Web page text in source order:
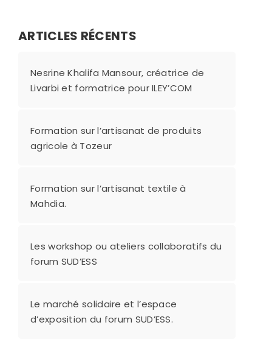
ARTICLES RÉCENTS
Nesrine Khalifa Mansour, créatrice de
Livarbi et formatrice pour ILEY’COM
Formation sur l’artisanat de produits
agricole à Tozeur
Formation sur l’artisanat textile à
Mahdia.
Les workshop ou ateliers collaboratifs du
forum SUD’ESS
Le marché solidaire et l’espace
d’exposition du forum SUD’ESS.